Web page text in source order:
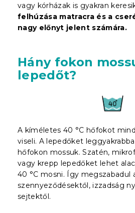
vagy kórházak is gyakran
felhúzása matracra és a
nagy előnyt jelent számára.
Hány fokon
lepedőt?
A kíméletes 40 °C hőfokot
viseli. A lepedőket
hőfokon mossuk. Szatén,
vagy krepp lepedőket lehet
40 °C mosni. Így megszabadul
szennyeződésektől, izzadság
sejtektől.